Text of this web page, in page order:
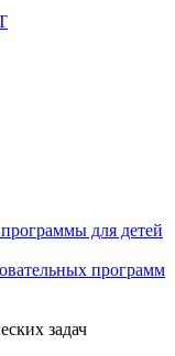
для детей
программ
задач